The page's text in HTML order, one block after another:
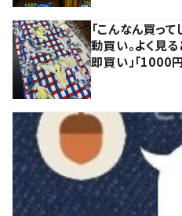
「こんなん買っ
動買い。よく見
即買い」「1000